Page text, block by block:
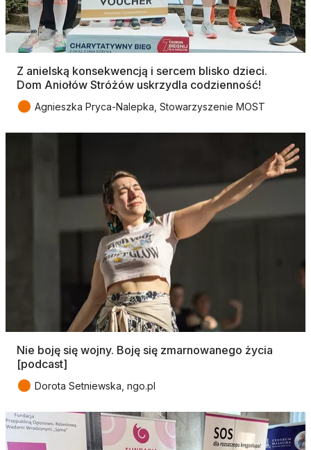
Z anielską konsekwencją i sercem blisko dzieci.
Dom Aniołów Stróżów uskrzydla codzienność!
● Agnieszka Pryca-Nalepka, Stowarzyszenie MOST
Nie boję się wojny. Boję się zmarnowanego życia
[podcast]
● Dorota Setniewska, ngo.pl